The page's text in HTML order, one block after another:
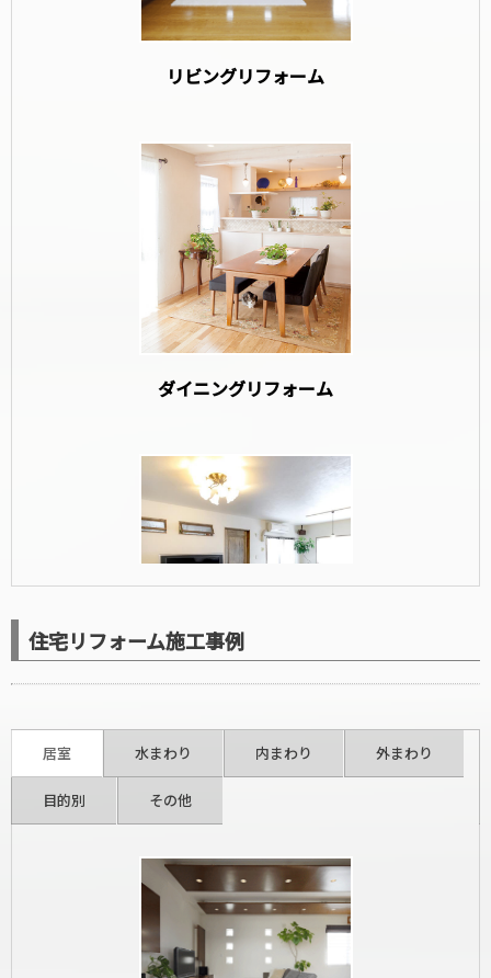
リビングリフォーム
ダイニングリフォーム
住宅リフォーム施工事例
居室 水まわり 内まわり 外まわり
目的別 その他